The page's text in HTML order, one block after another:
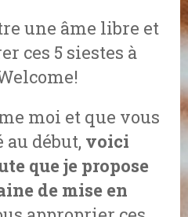
une âme libre et
ces 5 siestes à
moi et que vous
début, voici
que je propose
de mise en